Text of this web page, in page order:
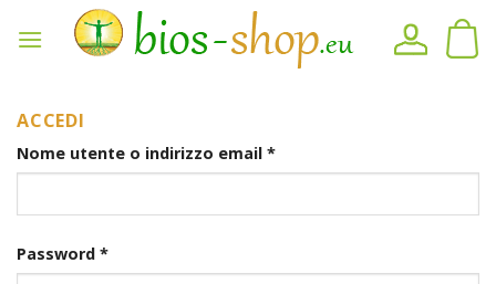
ACCEDI
Nome utente o indirizzo email *
Password *